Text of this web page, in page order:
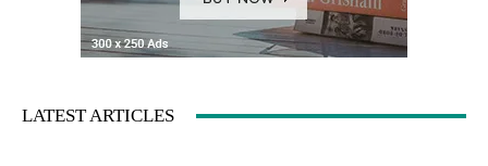
LATEST ARTICLES